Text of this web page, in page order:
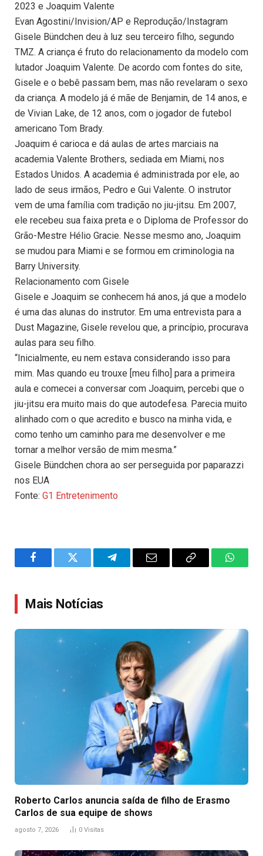
2023 e Joaquim Valente
Evan Agostini/Invision/AP e Reprodução/Instagram
Gisele Bündchen deu à luz seu terceiro filho, segundo
TMZ. A criança é fruto do relacionamento da modelo com
lutador Joaquim Valente. De acordo com fontes do site,
Gisele e o bebê passam bem, mas não revelaram o sexo
da criança. A modelo já é mãe de Benjamin, de 14 anos, e
de Vivian Lake, de 12 anos, com o jogador de futebol
americano Tom Brady.
Joaquim é carioca e dá aulas de artes marciais na
academia Valente Brothers, sediada em Miami, nos
Estados Unidos. A academia é administrada por ele, ao
lado de seus irmãos, Pedro e Gui Valente. O instrutor
vem de uma família com tradição no jiu-jitsu. Em 2007,
ele recebeu sua faixa preta e o Diploma de Professor do
Grão-Mestre Hélio Gracie. Nesse mesmo ano, Joaquim
se mudou para Miami e se formou em criminologia na
Barry University.
Relacionamento com Gisele
Gisele e Joaquim se conhecem há anos, já que a modelo
é uma das alunas do instrutor. Em uma entrevista para a
Dust Magazine, Gisele revelou que, a princípio, procurava
aulas para seu filho.
“Inicialmente, eu nem estava considerando isso para
mim. Mas quando eu trouxe [meu filho] para a primeira
aula e comecei a conversar com Joaquim, percebi que o
jiu-jitsu era muito mais do que autodefesa. Parecia muito
alinhado com o que acredito e busco na minha vida, e
como tenho um caminho para me desenvolver e me
tornar a melhor versão de mim mesma.”
Gisele Bündchen chora ao ser perseguida por paparazzi
nos EUA
Fonte: G1 Entretenimento
FacebookTwitter TelegramEmail
Copy
Mais Notícias
Roberto Carlos anuncia saída de filho de Erasmo
Carlos de sua equipe de shows
agosto 7, 2026 0 Visitas